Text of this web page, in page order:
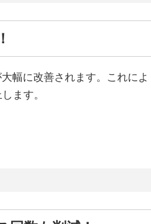
幅に改善されます。これによ
ます。